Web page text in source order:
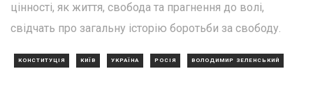
цінності, як життя, свобода та прагнення до волі,
свідчать про загальну історію боротьби за свободу.
КОНСТИТУЦІЯ КИЇВ УКРАЇНА РОСІЯ ВОЛОДИМИР ЗЕЛЕНСЬКИЙ